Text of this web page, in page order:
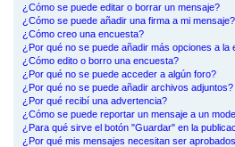
¿Cómo se puede editar o borrar un mensaje?
¿Cómo se puede añadir una firma a mi mensaje?
¿Cómo creo una encuesta?
¿Por qué no se puede añadir más opciones a la
¿Cómo edito o borro una encuesta?
¿Por qué no se puede acceder a algún foro?
¿Por qué no se puede añadir archivos adjuntos?
¿Por qué recibí una advertencia?
¿Cómo se puede reportar un mensaje a un
¿Para qué sirve el botón "Guardar" en la
¿Por qué mis mensajes necesitan ser